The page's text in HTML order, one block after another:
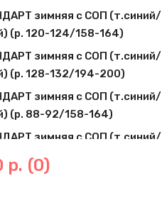
зимняя с СОП (т.синий/
(р. 120-124/158-164)
зимняя с СОП (т.синий/
(р. 128-132/194-200)
зимняя с СОП (т.синий/
(р. 88-92/158-164)
зимняя с СОП (т.синий/
(р. 96-100/158-164)
зимняя с СОП (т.синий/
р. (0)